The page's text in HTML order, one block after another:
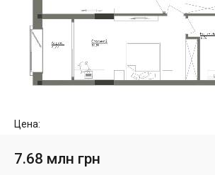
Цена:
7.68 млн грн